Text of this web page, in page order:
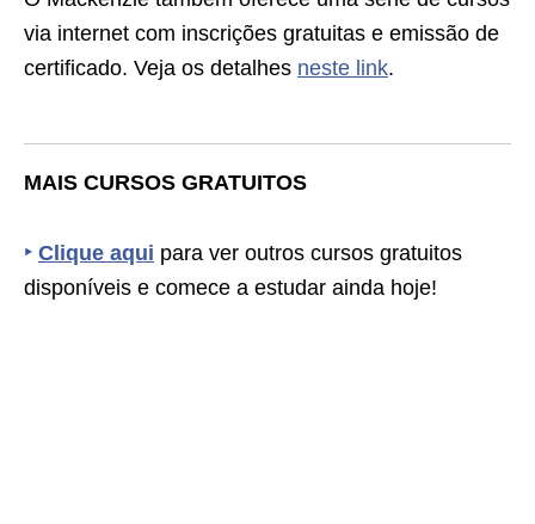
via internet com inscrições gratuitas e emissão de
certificado. Veja os detalhes neste link.
MAIS CURSOS GRATUITOS
‣ Clique aqui para ver outros cursos gratuitos
disponíveis e comece a estudar ainda hoje!